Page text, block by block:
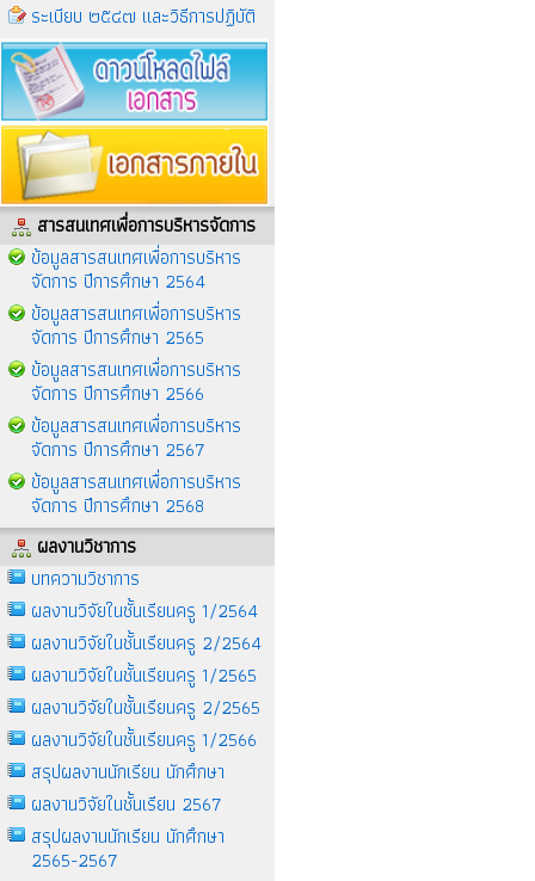
ระเบียบ ๒๕๔๗ และวิธีการปฏิบัติ
สารสนเทศเพื่อการบริหารจัดการ
ข้อมูลสารสนเทศเพื่อการบริหาร
จัดการ ปีการศึกษา 2564
ข้อมูลสารสนเทศเพื่อการบริหาร
จัดการ ปีการศึกษา 2565
ข้อมูลสารสนเทศเพื่อการบริหาร
จัดการ ปีการศึกษา 2566
ข้อมูลสารสนเทศเพื่อการบริหาร
จัดการ ปีการศึกษา 2567
ข้อมูลสารสนเทศเพื่อการบริหาร
จัดการ ปีการศึกษา 2568
ผลงานวิชาการ
บทความวิชาการ
ผลงานวิจัยในชั้นเรียนครู 1/2564
ผลงานวิจัยในชั้นเรียนครู 2/2564
ผลงานวิจัยในชั้นเรียนครู 1/2565
ผลงานวิจัยในชั้นเรียนครู 2/2565
ผลงานวิจัยในชั้นเรียนครู 1/2566
สรุปผลงานนักเรียน นักศึกษา
ผลงานวิจัยในชั้นเรียน 2567
สรุปผลงานนักเรียน นักศึกษา
2565-2567